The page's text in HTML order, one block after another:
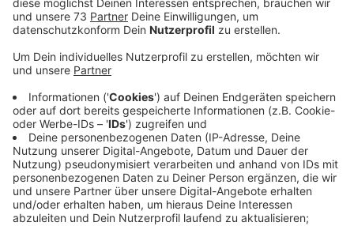
Hier könnt Ihr Blut spenden
Viele Menschen starten das neue Jahr mit guten
Vorsätzen. Warum nicht dieses Jahr mit dem Vorsatz
starten anderen zu helfen? Das geht ganz einfach,
zum Beispiel mit Blutspenden. Blutkonserven sind
nämlich seit Oktober knapp, denn immer weniger